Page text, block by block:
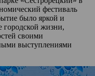
фестиваль
было яркой и
городской жизни,
своими
выступлениями